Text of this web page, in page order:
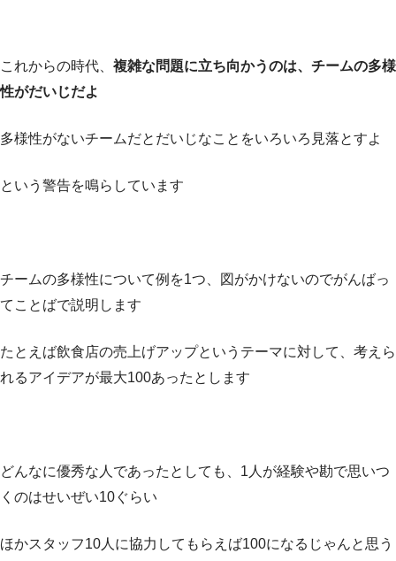
これからの時代、 複雑な問題に立ち向かうのは、チームの多様
性がだいじだよ
多様性がないチームだとだいじなことをいろいろ見落とすよ
という警告を鳴らしています
チームの多様性について例を1つ、図がかけないのでがんばっ
てことばで説明します
たとえば飲食店の売上げアップというテーマに対して、考えら
れるアイデアが最大100あったとします
どんなに優秀な人であったとしても、1人が経験や勘で思いつ
くのはせいぜい10ぐらい
ほかスタッフ10人に協力してもらえば100になるじゃんと思う